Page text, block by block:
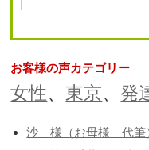
お客様の声カテゴリー
女性、 東京、発
沙 様（お母様 代筆